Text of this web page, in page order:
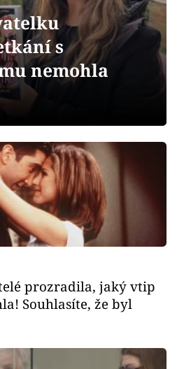
s
nemohla
prozradila, jaký vtip
Souhlasíte, že byl